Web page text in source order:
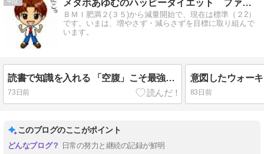
メタボあゆむのハッピーダイエット ファイナル
ＢＭＩ肥満２(３５)から減量開始で、現在は標準（２2）
です。いまは、増やさず・減らさずを目標に取り組んで
います。
読書で知識を入れる 「空腹」こそ最強のクスリ
73日前
意図したウォー
83日前
このブログのここがポイント
日常の努力と継続の記録が鮮明